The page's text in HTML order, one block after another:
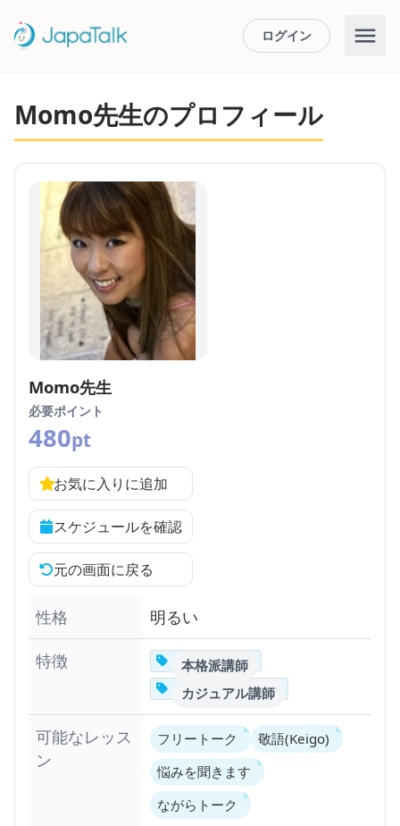
ログイン
Momo先生のプロフィール
Momo先生
必要ポイント
480pt
お気に入りに追加
スケジュールを確認
元の画面に戻る
性格
明るい
特徴
本格派講師
カジュアル講師
可能なレッス
ン
フリートーク
敬語(Keigo)
悩みを聞きます
ながらトーク